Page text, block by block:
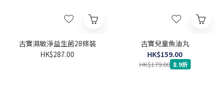
古寶濕敏淨益生菌28條裝
HK$287.00
古寶兒童魚油丸
HK$159.00
HK$179.00 8.9折